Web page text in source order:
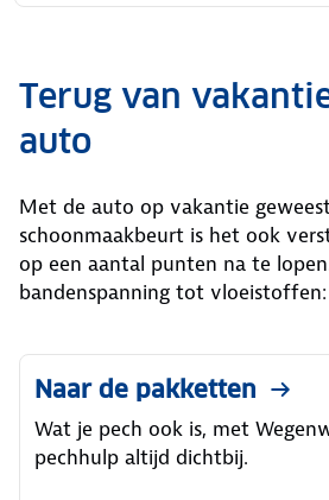
Terug van
auto
Met de auto op vakantie
schoonmaakbeurt is het ook
op een aantal punten na te
bandenspanning tot
Naar de pakketten
Wat je pech ook is, met
pechhulp altijd dichtbij.